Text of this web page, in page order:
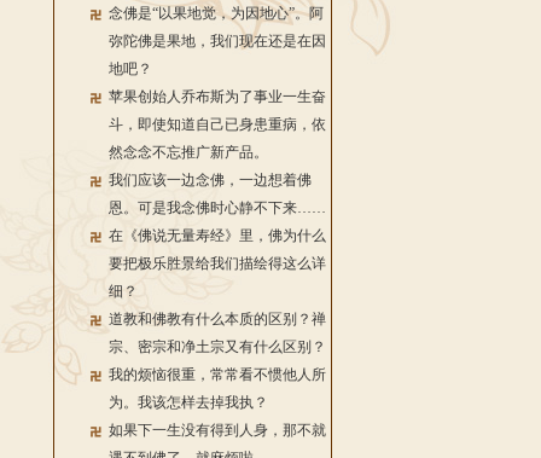
念佛是“以果地觉，为因地心”。阿
弥陀佛是果地，我们现在还是在因
地吧？
苹果创始人乔布斯为了事业一生奋
斗，即使知道自己已身患重病，依
然念念不忘推广新产品。
我们应该一边念佛，一边想着佛
恩。可是我念佛时心静不下来……
在《佛说无量寿经》里，佛为什么
要把极乐胜景给我们描绘得这么详
细？
道教和佛教有什么本质的区别？禅
宗、密宗和净土宗又有什么区别？
我的烦恼很重，常常看不惯他人所
为。我该怎样去掉我执？
如果下一生没有得到人身，那不就